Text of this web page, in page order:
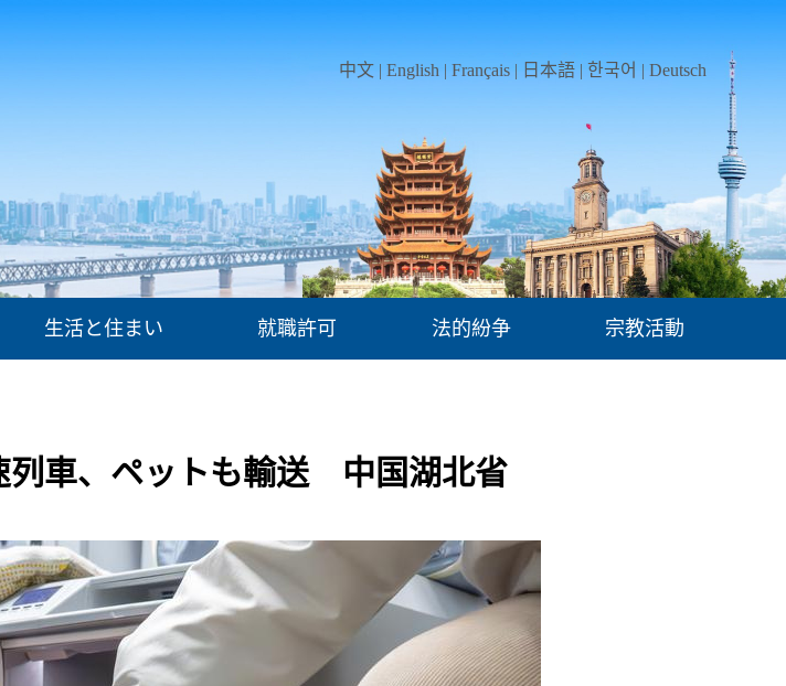
中文 | English | Français | 日本語 | 한국어 | Deutsch
生活と住まい 就職許可 法的紛争 宗教活動
列車、ペットも輸送 中国湖北省